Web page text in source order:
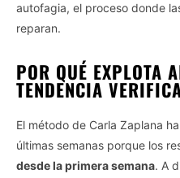
autofagia, el proceso donde
reparan.
POR QUÉ EXPLOTA
TENDENCIA
El método de Carla Zaplana
últimas semanas porque los
desde la primera semana. A